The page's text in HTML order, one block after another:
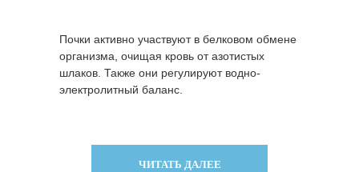
Почки активно участвуют в белковом обмене
организма, очищая кровь от азотистых
шлаков. Также они регулируют водно-
электролитный баланс.
ЧИТАТЬ ДАЛЕЕ